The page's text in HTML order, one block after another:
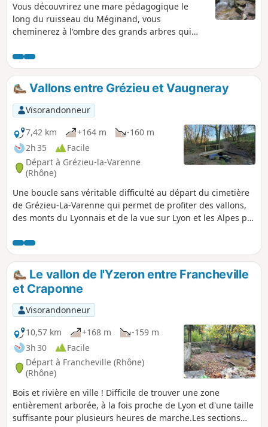
Vous découvrirez une mare pédagogique le
long du ruisseau du Méginand, vous
cheminerez à l'ombre des grands arbres qui
d'étonnants amas rocheux patinés par le temps
au fond du vallon du Ratier.
Vallons entre Grézieu et Vaugneray
Visorandonneur
7,42 km
+164 m
-160 m
2h 35
Facile
Départ à Grézieu-la-Varenne
(Rhône)
Une boucle sans véritable difficulté au départ du cimetière
de Grézieu-La-Varenne qui permet de profiter des vallons,
des monts du Lyonnais et de la vue sur Lyon et les Alpes par
certains passages en chemin sont gorgés d'eau.
Le vallon de l'Yzeron entre Francheville
et Craponne
Visorandonneur
10,57 km
+168 m
-159 m
3h 30
Facile
Départ à Francheville (Rhône)
(Rhône)
Bois et rivière en ville ! Difficile de trouver une zone
entièrement arborée, à la fois proche de Lyon et d'une taille
suffisante pour plusieurs heures de marche.Les sections